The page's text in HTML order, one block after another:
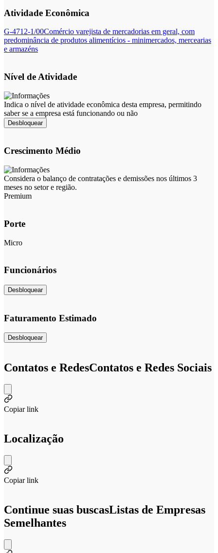
Atividade Econômica
G-4712-1/00Comércio varejista de mercadorias em geral, com
predominância de produtos alimentícios - minimercados, mercearias
e armazéns
Nível de Atividade
Indica o nível de atividade econômica desta empresa, permitindo
saber se a empresa está funcionando ou não
Desbloquear
Crescimento Médio
Considera o balanço de contratações e demissões nos últimos 3
meses no setor e região.
Premium
Porte
Micro
Funcionários
Desbloquear
Faturamento Estimado
Desbloquear
Contatos e RedesContatos e Redes Sociais
Copiar link
Localização
Copiar link
Continue suas buscasListas de Empresas
Semelhantes